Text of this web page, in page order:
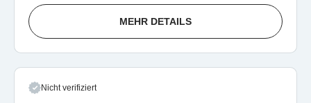
MEHR DETAILS
Nicht verifiziert